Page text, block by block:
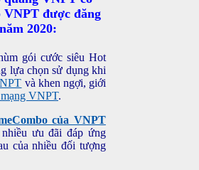
được đăng
2020:
gói cước siêu Hot
lựa chọn sử dụng khi
và khen ngợi, giới
VNPT.
của VNPT
ưu đãi đáp ứng
của nhiều đối tượng